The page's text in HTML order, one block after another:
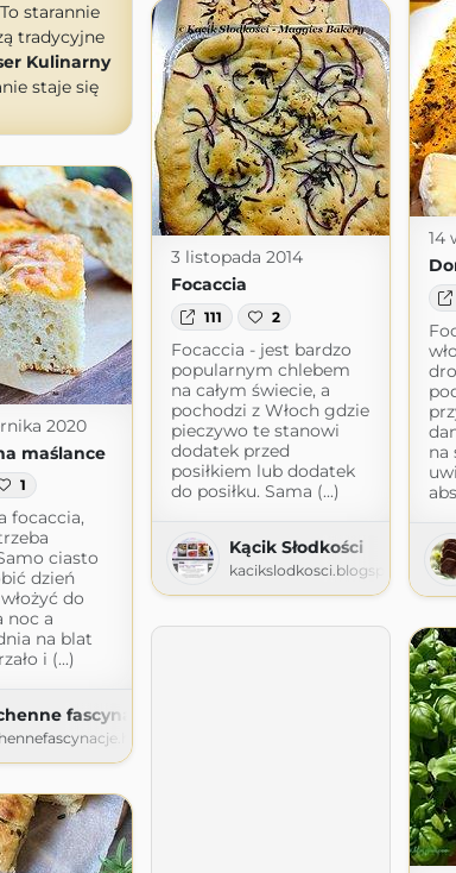
starannie
tradycyjne
Kulinarny
staje się
14
na
3 listopada 2014
Focaccia
111 2
Focaccia - jest bardzo
popularnym chlebem
na całym świecie, a
pochodzi z Włoch gdzie
pieczywo te stanowi
dodatek przed
posiłkiem lub dodatek
do posiłku. Sama (...)
Kącik Słodkości
kacikslodkosci.blogspot.com
2020
maślance
1
focaccia,
ciasto
dzień
do
noc a
na blat
i (...)
fascynacje